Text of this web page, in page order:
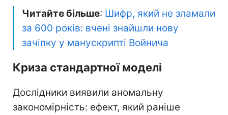
Читайте більше: Шифр, який не зламали
за 600 років: вчені знайшли нову
зачіпку у манускрипті Войнича
Криза стандартної моделі
Дослідники виявили аномальну
закономірність: ефект, який раніше